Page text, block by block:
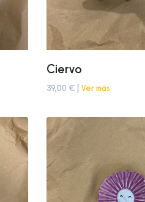
Ciervo
39,00 € | Ver más